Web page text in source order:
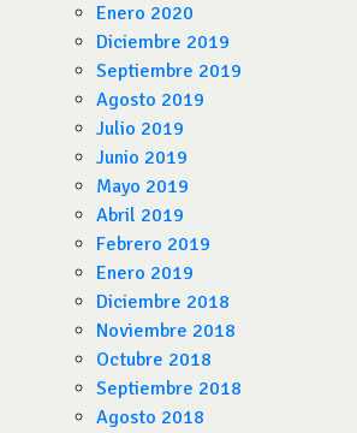
Enero 2020
Diciembre 2019
Septiembre 2019
Agosto 2019
Julio 2019
Junio 2019
Mayo 2019
Abril 2019
Febrero 2019
Enero 2019
Diciembre 2018
Noviembre 2018
Octubre 2018
Septiembre 2018
Agosto 2018